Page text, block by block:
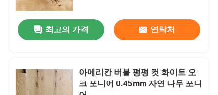
천연 나무 베니어판
나무 바닥 베니어
최고의 가격 연락처
아메리칸 버블 평평 컷 화이트 오
크 포니어 0.45mm 자연 나무 포니